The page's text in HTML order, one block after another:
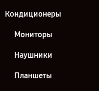
Кондиционеры
Мониторы
Наушники
Планшеты